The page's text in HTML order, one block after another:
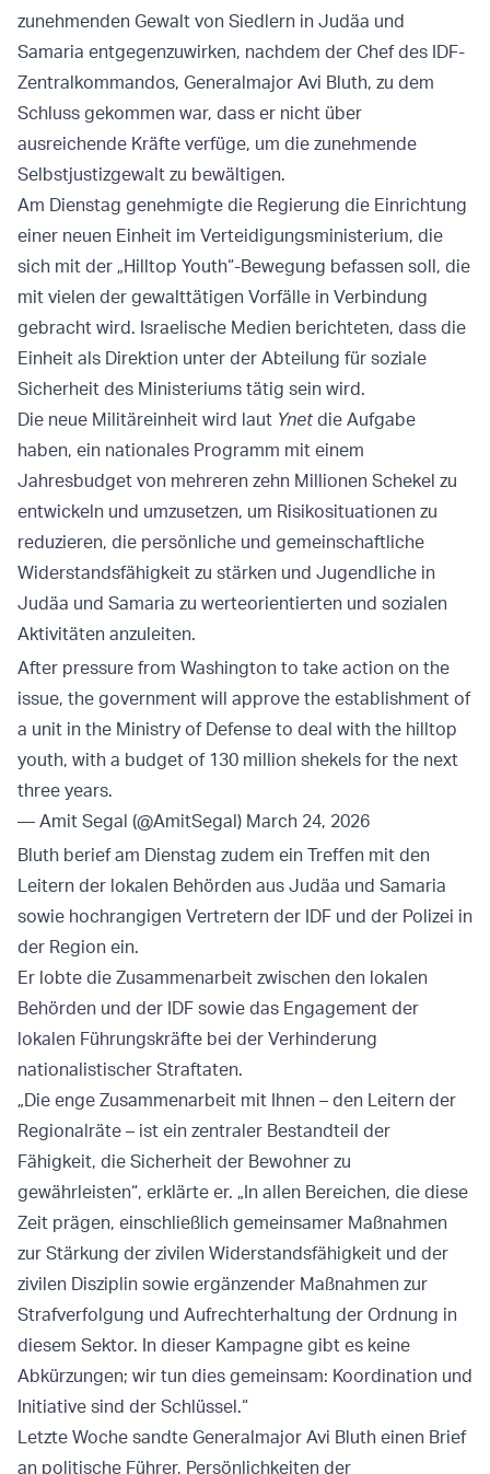
zunehmenden Gewalt von Siedlern in Judäa und
Samaria entgegenzuwirken, nachdem der Chef des IDF-
Zentralkommandos, Generalmajor Avi Bluth, zu dem
Schluss gekommen war, dass er nicht über
ausreichende Kräfte verfüge, um die zunehmende
Selbstjustizgewalt zu bewältigen.
Am Dienstag genehmigte die Regierung die Einrichtung
einer neuen Einheit im Verteidigungsministerium, die
sich mit der „Hilltop Youth“-Bewegung befassen soll, die
mit vielen der gewalttätigen Vorfälle in Verbindung
gebracht wird. Israelische Medien berichteten, dass die
Einheit als Direktion unter der Abteilung für soziale
Sicherheit des Ministeriums tätig sein wird.
Die neue Militäreinheit wird laut Ynetdie Aufgabe
haben, ein nationales Programm mit einem
Jahresbudget von mehreren zehn Millionen Schekel zu
entwickeln und umzusetzen, um Risikosituationen zu
reduzieren, die persönliche und gemeinschaftliche
Widerstandsfähigkeit zu stärken und Jugendliche in
Judäa und Samaria zu werteorientierten und sozialen
Aktivitäten anzuleiten.
After pressure from Washington to take action on the
issue, the government will approve the establishment of
a unit in the Ministry of Defense to deal with the hilltop
youth, with a budget of 130 million shekels for the next
three years.
— Amit Segal (@AmitSegal) March 24, 2026
Bluth berief am Dienstag zudem ein Treffen mit den
Leitern der lokalen Behörden aus Judäa und Samaria
sowie hochrangigen Vertretern der IDF und der Polizei in
der Region ein.
Er lobte die Zusammenarbeit zwischen den lokalen
Behörden und der IDF sowie das Engagement der
lokalen Führungskräfte bei der Verhinderung
nationalistischer Straftaten.
„Die enge Zusammenarbeit mit Ihnen – den Leitern der
Regionalräte – ist ein zentraler Bestandteil der
Fähigkeit, die Sicherheit der Bewohner zu
gewährleisten“, erklärte er. „In allen Bereichen, die diese
Zeit prägen, einschließlich gemeinsamer Maßnahmen
zur Stärkung der zivilen Widerstandsfähigkeit und der
zivilen Disziplin sowie ergänzender Maßnahmen zur
Strafverfolgung und Aufrechterhaltung der Ordnung in
diesem Sektor. In dieser Kampagne gibt es keine
Abkürzungen; wir tun dies gemeinsam: Koordination und
Initiative sind der Schlüssel.“
Letzte Woche sandte Generalmajor Avi Bluth einen Brief
an politische Führer, Persönlichkeiten der